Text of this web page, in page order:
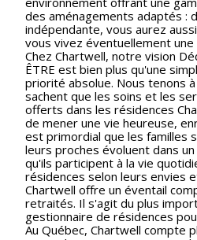
des aménagements adaptés :
indépendante, vous aurez
vous vivez éventuellement une
Chez Chartwell, notre vision
ÊTRE est bien plus qu'une
priorité absolue. Nous tenons
sachent que les soins et les
offerts dans les résidences
de mener une vie heureuse,
est primordial que les familles
leurs proches évoluent dans
qu'ils participent à la vie
résidences selon leurs envies
Chartwell offre un éventail
retraités. Il s'agit du plus
gestionnaire de résidences
Au Québec, Chartwell compte